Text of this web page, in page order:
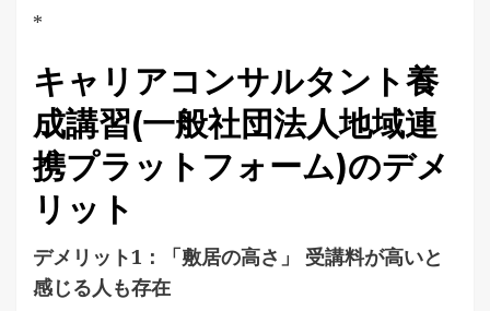
*
キャリアコンサルタント養
成講習(一般社団法人地域連
携プラットフォーム)のデメ
リット
デメリット1：「敷居の高さ」 受講料が高いと
感じる人も存在